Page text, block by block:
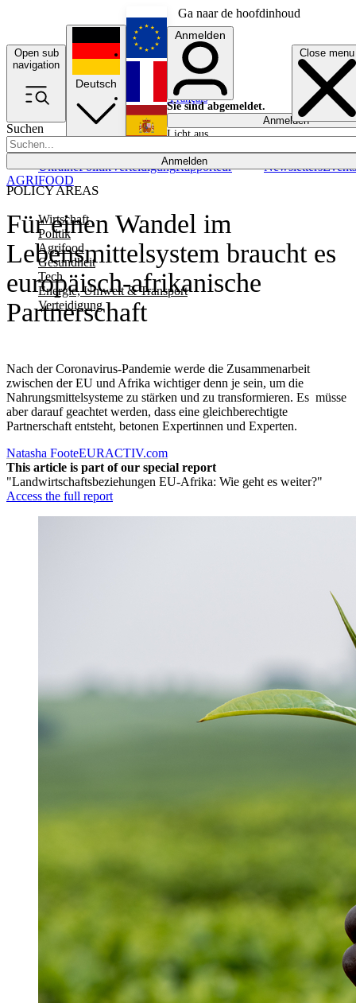
Ga naar de hoofdinhoud
Open sub
navigation
Close menu
Suchen
Anmelden
POLICY AREAS
Wirtschaft
Politik
Agrifood
Gesundheit
Tech
Energie, Umwelt & Transport
Verteidigung
UkrainePolitikVerteidigungRapporteur NewslettersEvents
Deutsch
English
Français
Anmelden
Sie sind abgemeldet.
Anmelden
Licht aus
Für einen Wandel im
Lebensmittelsystem braucht es
europäisch-afrikanische
Partnerschaft
Nach der Coronavirus-Pandemie werde die Zusammenarbeit
zwischen der EU und Afrika wichtiger denn je sein, um die
Nahrungsmittelsysteme zu stärken und zu transformieren. Es müsse
aber darauf geachtet werden, dass eine gleichberechtigte
Partnerschaft entsteht, betonen Expertinnen und Experten.
AGRIFOOD
Natasha FooteEURACTIV.com
This article is part of our special report
"Landwirtschaftsbeziehungen EU-Afrika: Wie geht es weiter?"
Access the full report